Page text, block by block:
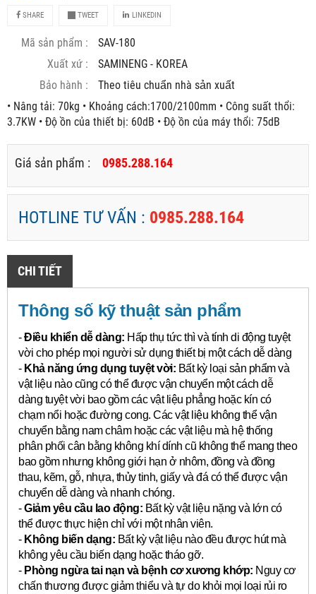
SHARE TWEET LINKEDIN
Mã sản phẩm :
SAV-180
Xuất xứ :
SAMINENG - KOREA
Bảo hành :
Theo tiêu chuẩn nhà sản xuất
• Nâng tải: 70kg • Khoảng cách:1700/2100mm • Công suất thổi:
3.7KW • Độ ồn của thiết bị: 60dB • Độ ồn của máy thổi: 75dB
Giá sản phẩm : 0985.288.164
HOTLINE TƯ VẤN : 0985.288.164
CHI TIẾT
Thông số kỹ thuật sản phẩm
-Điều khiển dễ dàng: Hấp thụ tức thì và tính di động tuyệt
vời cho phép mọi người sử dụng thiết bị một cách dễ dàng
- Khả năng ứng dụng tuyệt vời: Bất kỳ loại sản phẩm và
vật liệu nào cũng có thể được vận chuyển một cách dễ
dàng tuyệt vời bao gồm các vật liệu phẳng hoặc kín có
chạm nổi hoặc đường cong. Các vật liệu không thể vận
chuyển bằng nam châm hoặc các vật liệu mà hệ thống
phân phối cân bằng không khí dính cũ không thể mang theo
bao gồm nhưng không giới hạn ở nhôm, đồng và đồng
thau, kẽm, gỗ, nhựa, thủy tinh, giấy và đá có thể được vận
chuyển dễ dàng và nhanh chóng.
-Giảm yêu cầu lao động: Bất kỳ vật liệu nặng và lớn có
thể được thực hiện chỉ với một nhân viên.
- Không biến dạng: Bất kỳ vật liệu nào đều được hút mà
không yêu cầu biến dạng hoặc tháo gỡ.
- Phòng ngừa tai nạn và bệnh cơ xương khớp: Nguy cơ
chấn thương được giảm thiểu và tự do khỏi mọi loại rủi ro